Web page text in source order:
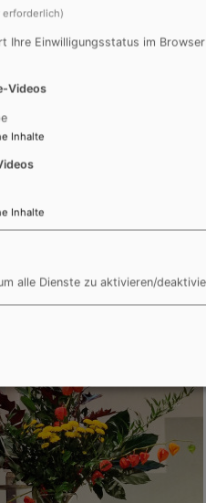
- Pfarrerin Martina Buck
erforderlich)
Ihre Einwilligungsstatus im Browser
Videos
Inhalte
Inhalte
alle Dienste zu aktivieren/